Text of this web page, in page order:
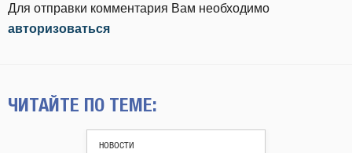
Для отправки комментария Вам необходимо
авторизоваться
ЧИТАЙТЕ ПО ТЕМЕ:
НОВОСТИ